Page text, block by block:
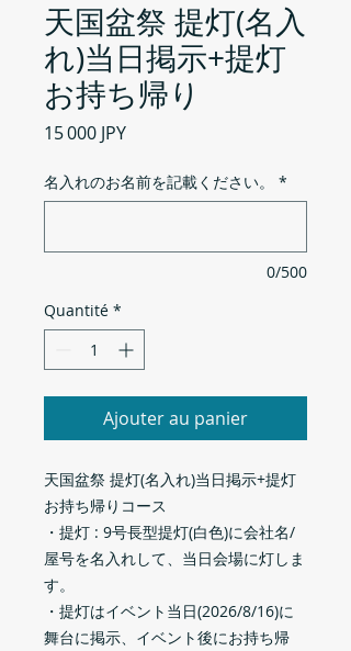
天国盆祭 提灯(名入
れ)当日掲示+提灯
お持ち帰り
15 000 JPYPrix
名入れのお名前を記載ください。 *
0/500
Quantité *
Ajouter au panier
天国盆祭 提灯(名入れ)当日掲示+提灯
お持ち帰りコース
・提灯 : 9号長型提灯(白色)に会社名/
屋号を名入れして、当日会場に灯しま
す。
・提灯はイベント当日(2026/8/16)に
舞台に掲示、イベント後にお持ち帰